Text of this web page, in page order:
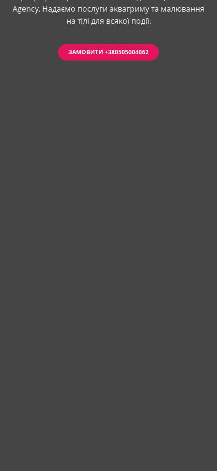
Agency. Надаємо послуги аквагриму та малювання
на тілі для всякої події.
ЗАМОВИТИ +380505004062